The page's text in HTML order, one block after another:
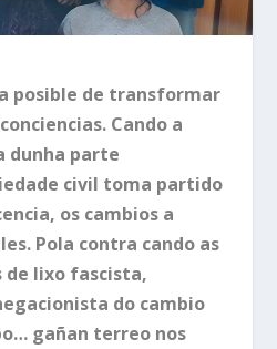
posible de transformar
Cando a
dunha parte
civil toma partido
os cambios a
Pola contra cando as
de lixo fascista,
do cambio
gañan terreo nos